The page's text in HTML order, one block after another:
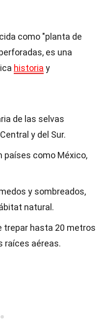
como "planta de
es una
historia y
de las selvas
y del Sur.
países como México,
y sombreados,
natural.
trepar hasta 20 metros
raíces aéreas.